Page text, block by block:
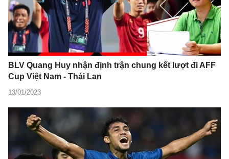
BLV Quang Huy nhận định trận chung kết lượt đi AFF
Cup Việt Nam - Thái Lan
13/01/2023